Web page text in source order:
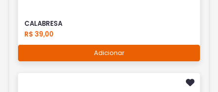
CALABRESA
R$ 39,00
Adicionar